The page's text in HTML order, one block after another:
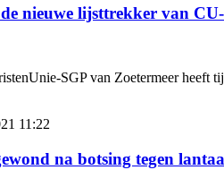
nieuwe lijsttrekker van
SGP van Zoetermeer heeft
11:22
na botsing tegen